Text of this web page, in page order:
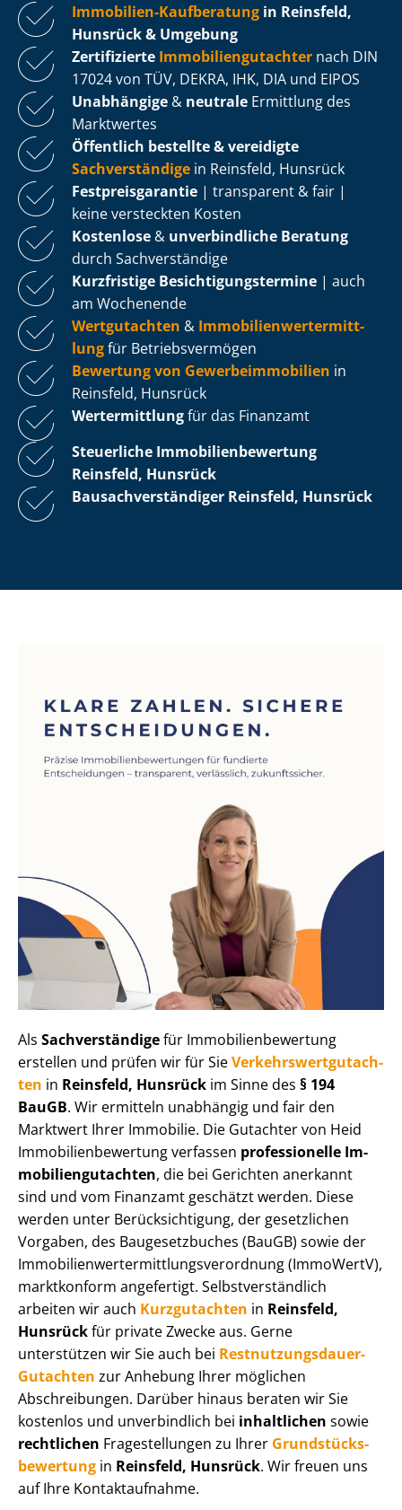
Immobilien-Kaufberatung in Reinsfeld,
Hunsrück & Umgebung
Zertifizierte Im­mo­bi­li­en­gut­ach­ter nach DIN
17024 von TÜV, DEKRA, IHK, DIA und EIPOS
Unabhängige & neutrale Ermittlung des
Marktwertes
Öffentlich bestellte & vereidigte
Sachverständige in Reinsfeld, Hunsrück
Fest­preis­ga­ran­tie | transparent & fair |
keine versteckten Kosten
Kostenlose & unverbindliche Beratung
durch Sachverständige
Kurzfristige Be­sich­ti­gungs­ter­mi­ne | auch
am Wochenende
Wertgutachten & Im­mo­bi­li­en­wert­ermitt­
lungfür Be­triebs­ver­mö­gen
Bewertung von Ge­wer­be­im­mo­bi­li­en in
Reinsfeld, Hunsrück
Wertermittlungfür das Finanzamt
Steuerliche Im­mo­bi­li­en­be­wer­tung
Reinsfeld, Hunsrück
Bau­sach­ver­stän­di­ger Reinsfeld, Hunsrück
Als Sachverständigefür Im­mo­bi­li­en­be­wer­tung
erstellen und prüfen wir für SieVer­kehrs­wert­gut­ach­
ten in Reinsfeld, Hunsrück im Sinne des § 194
BauGB. Wir ermitteln unabhängig und fair den
Marktwert Ihrer Immobilie. Die Gutachter von Heid
Im­mo­bi­li­en­be­wer­tung verfassen professionelle Im­
mo­bi­li­en­gut­ach­ten, die bei Gerichten anerkannt
sind und vom Finanzamt geschätzt werden. Diese
werden unter Be­rück­sich­ti­gung, der gesetzlichen
Vorgaben, des Baugesetzbuches (BauGB) sowie der
Im­mo­bi­li­en­wert­ermitt­lungs­ver­ord­nung (ImmoWertV),
marktkonform angefertigt. Selbst­ver­ständ­lich
arbeiten wir auch Kurzgutachten in Reinsfeld,
Hunsrückfür private Zwecke aus. Gerne
unterstützen wir Sie auch bei Rest­nut­zungs­dau­er-
Gutachten zur Anhebung Ihrer möglichen
Abschreibungen. Darüber hinaus beraten wir Sie
kostenlos und unverbindlich bei inhaltlichen sowie
rechtlichen Fragestellungen zu Ihrer Grund­stücks­
be­wer­tung in Reinsfeld, Hunsrück. Wir freuen uns
auf Ihre Kontaktaufnahme.